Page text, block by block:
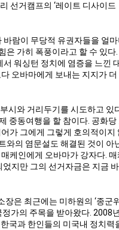
선거캠프의 ‘레이트 디사이드
바람이 무당적 유권자들을 얼
은 가히 폭풍이라고 할 수 있다.
워싱턴 정치에 염증을 느낀
오바마에게 보내는 지지가 더
시와 거리두기를 시도하고 있
중동여행을 할 참이다. 공화당
가 그에게 그렇게 호의적이지
와의 염문설도 해결된 것이 아
케인에게 오바마가 강자다. 매
지만 그의 선거자금은 지금 바
은 최근에는 미하원의 ‘종군
가의 주목을 받아왔다. 2008
국과 한인들의 미국내 정치력